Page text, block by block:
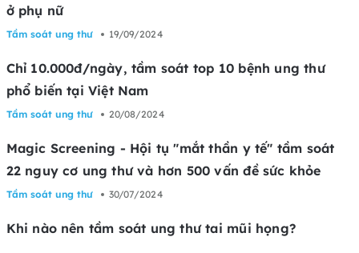
ở phụ nữ
Tầm soát ung thư 19/09/2024
Chỉ 10.000đ/ngày, tầm soát top 10 bệnh ung thư
phổ biến tại Việt Nam
Tầm soát ung thư 20/08/2024
Magic Screening - Hội tụ "mắt thần y tế" tầm soát
22 nguy cơ ung thư và hơn 500 vấn đề sức khỏe
Tầm soát ung thư 30/07/2024
Khi nào nên tầm soát ung thư tai mũi họng?